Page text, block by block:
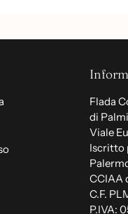
Flada
di
Viale
Iscritto
CCIAA
C.F.
P.IVA: